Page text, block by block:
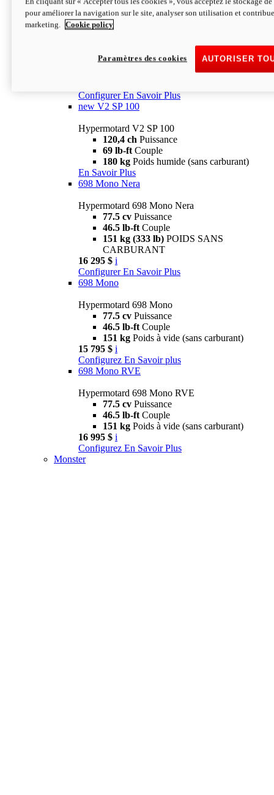
Configurer En Savoir Plus
newV2 SP
69 lb-ftCouple
Poids humide (sans carburant)
Configurer En Savoir Plus
new V2 SP 100
Hypermotard V2 SP 100
120,4 ch Puissance
69 lb-ft Couple
180 kg Poids humide (sans carburant)
En Savoir Plus
698 Mono Nera
Hypermotard 698 Mono Nera
77.5 cv Puissance
46.5 lb-ft Couple
151 kg (333 lb) POIDS SANS
CARBURANT
16 295 $ i
Configurer En Savoir Plus
698 Mono
Hypermotard 698 Mono
77.5 cv Puissance
46.5 lb-ft Couple
151 kg Poids à vide (sans carburant)
15 795 $ i
Configurez En Savoir plus
698 Mono RVE
Hypermotard 698 Mono RVE
77.5 cv Puissance
46.5 lb-ft Couple
151 kg Poids à vide (sans carburant)
16 995 $ i
Configurez En Savoir Plus
Monster
pour améliorer la navigation sur le site, analyser son utilisation et
marketing.
Cookie policy
AUTORISER
Paramètres des cookies